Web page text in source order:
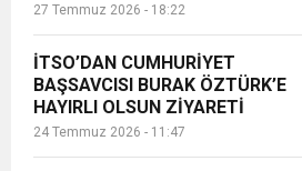
27 Temmuz 2026 - 18:22
İTSO’DAN CUMHURİYET
BAŞSAVCISI BURAK ÖZTÜRK’E
HAYIRLI OLSUN ZİYARETİ
24 Temmuz 2026 - 11:47